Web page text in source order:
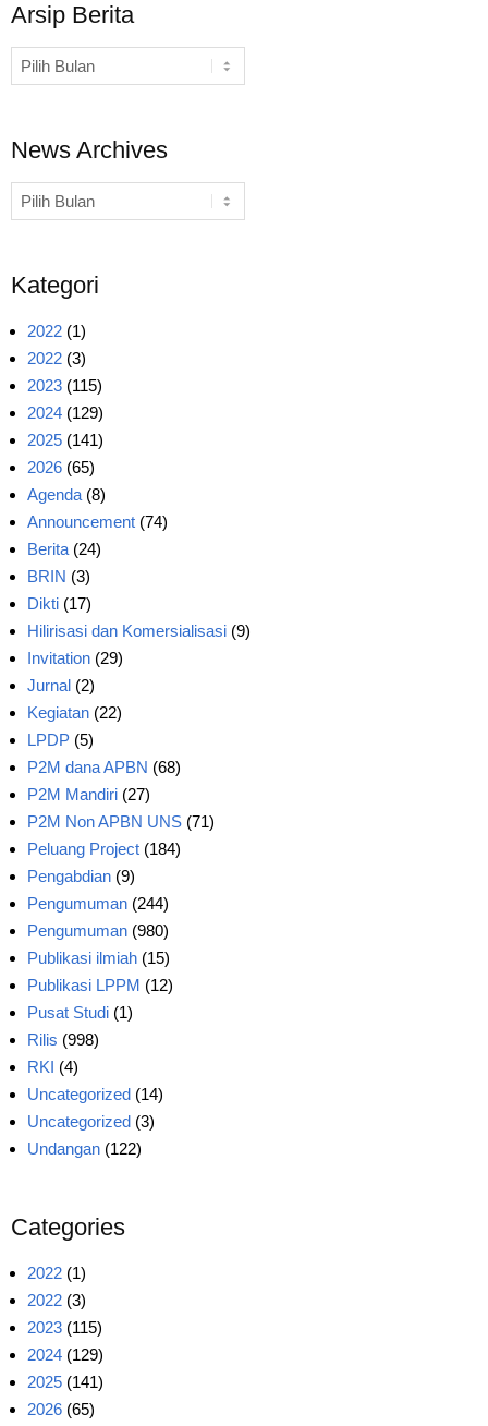
Arsip Berita
Arsip
Berita
News Archives
News
Archives
Kategori
2022 (1)
2022 (3)
2023 (115)
2024 (129)
2025 (141)
2026 (65)
Agenda (8)
Announcement (74)
Berita (24)
BRIN (3)
Dikti (17)
Hilirisasi dan Komersialisasi (9)
Invitation (29)
Jurnal (2)
Kegiatan (22)
LPDP (5)
P2M dana APBN (68)
P2M Mandiri (27)
P2M Non APBN UNS (71)
Peluang Project (184)
Pengabdian (9)
Pengumuman (244)
Pengumuman (980)
Publikasi ilmiah (15)
Publikasi LPPM (12)
Pusat Studi (1)
Rilis (998)
RKI (4)
Uncategorized (14)
Uncategorized (3)
Undangan (122)
Categories
2022 (1)
2022 (3)
2023 (115)
2024 (129)
2025 (141)
2026 (65)